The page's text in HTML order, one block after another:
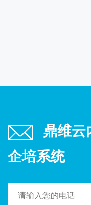
鼎维云
企培系统